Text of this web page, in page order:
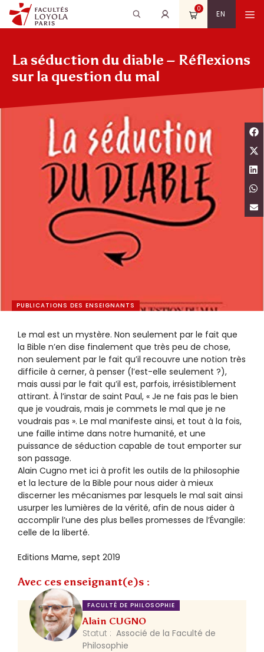
au
contenu
EN
0
Recherche
pour
Rechercher
La séduction du diable – Réflexions
sur la question du mal
PUBLICATIONS DES ENSEIGNANTS
Le mal est un mystère. Non seulement par le fait que
la Bible n’en dise finalement que très peu de chose,
non seulement par le fait qu’il recouvre une notion très
difficile à cerner, à penser (l’est-elle seulement ?),
mais aussi par le fait qu’il est, parfois, irrésistiblement
attirant. À l’instar de saint Paul, « Je ne fais pas le bien
que je voudrais, mais je commets le mal que je ne
voudrais pas ». Le mal manifeste ainsi, et tout à la fois,
une faille intime dans notre humanité, et une
puissance de séduction capable de tout emporter sur
son passage.
Alain Cugno met ici à profit les outils de la philosophie
et la lecture de la Bible pour nous aider à mieux
discerner les mécanismes par lesquels le mal sait ainsi
usurper les lumières de la vérité, afin de nous aider à
accomplir l’une des plus belles promesses de l’Évangile:
celle de la liberté.
Editions Mame, sept 2019
Avec ces enseignant(e)s :
FACULTÉ DE PHILOSOPHIE
Alain CUGNO
Statut : Associé de la Faculté de
Philosophie